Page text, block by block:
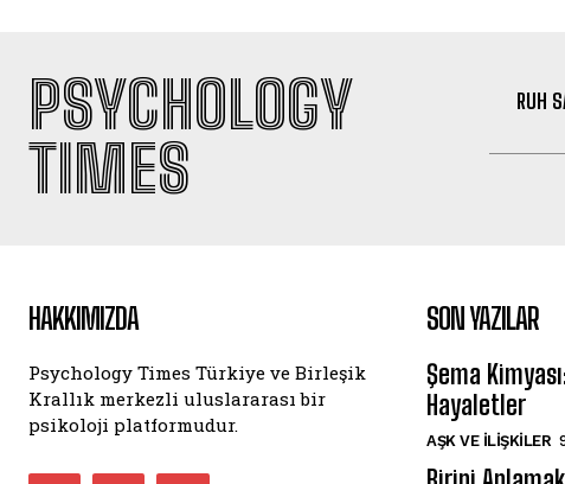
PSYCHOLOGY
TIMES
RUH
HAKKIMIZDA
Psychology Times Türkiye ve Birleşik
Krallık merkezli uluslararası bir
psikoloji platformudur.
SON YAZILAR
Şema
Hayaletler
AŞK VE İLIŞKILER